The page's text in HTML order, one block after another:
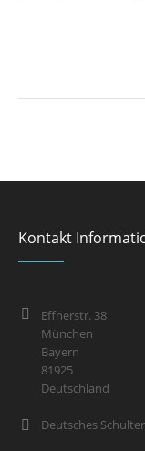
Kontakt
Effnerstr. 38
München
Bayern
81925
Deutschland
Deutsches